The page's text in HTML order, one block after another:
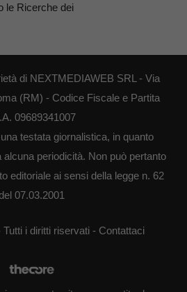
le Ricerche dei
di NEXTMEDIAWEB SRL - Via
(RM) - Codice Fiscale e Partita
09689341007
testata giornalistica, in quanto
periodicità. Non può pertanto
editoriale ai sensi della legge n. 62
07.03.2001
i diritti riservati - Contattaci